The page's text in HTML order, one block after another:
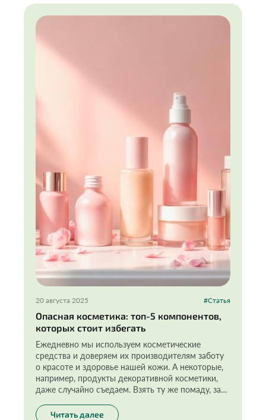
20 августа 2025 #Статья
Опасная косметика: топ-5 компонентов,
которых стоит избегать
Ежедневно мы используем косметические
средства и доверяем их производителям заботу
о красоте и здоровье нашей кожи. А некоторые,
например, продукты декоративной косметики,
даже случайно съедаем. Взять ту же помаду, за
килограмм этого косметического средства!
Читать далее